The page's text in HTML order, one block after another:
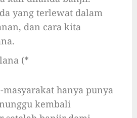
yang terlewat dalam
dan cara kita
(*
masyarakat hanya punya
kembali